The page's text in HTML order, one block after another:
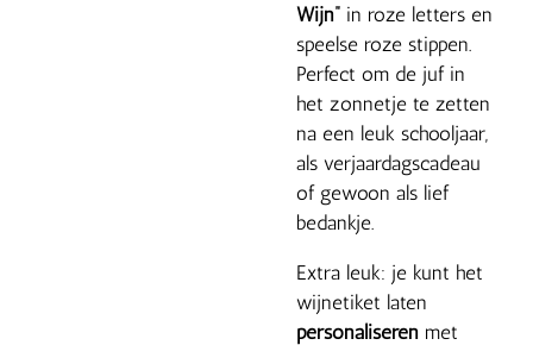
Wijn” in roze letters en
speelse roze stippen.
Perfect om de juf in
het zonnetje te zetten
na een leuk schooljaar,
als verjaardagscadeau
of gewoon als lief
bedankje.
Extra leuk: je kunt het
wijnetiket laten
personaliseren met